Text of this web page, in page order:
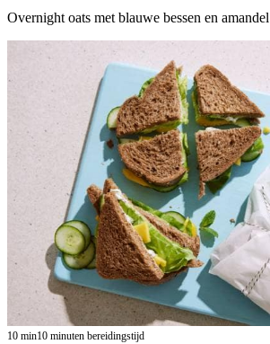
Overnight oats met blauwe bessen en amandel
10 min10 minuten bereidingstijd